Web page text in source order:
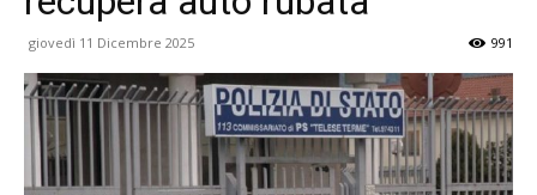
giovedì 11 Dicembre 2025 991